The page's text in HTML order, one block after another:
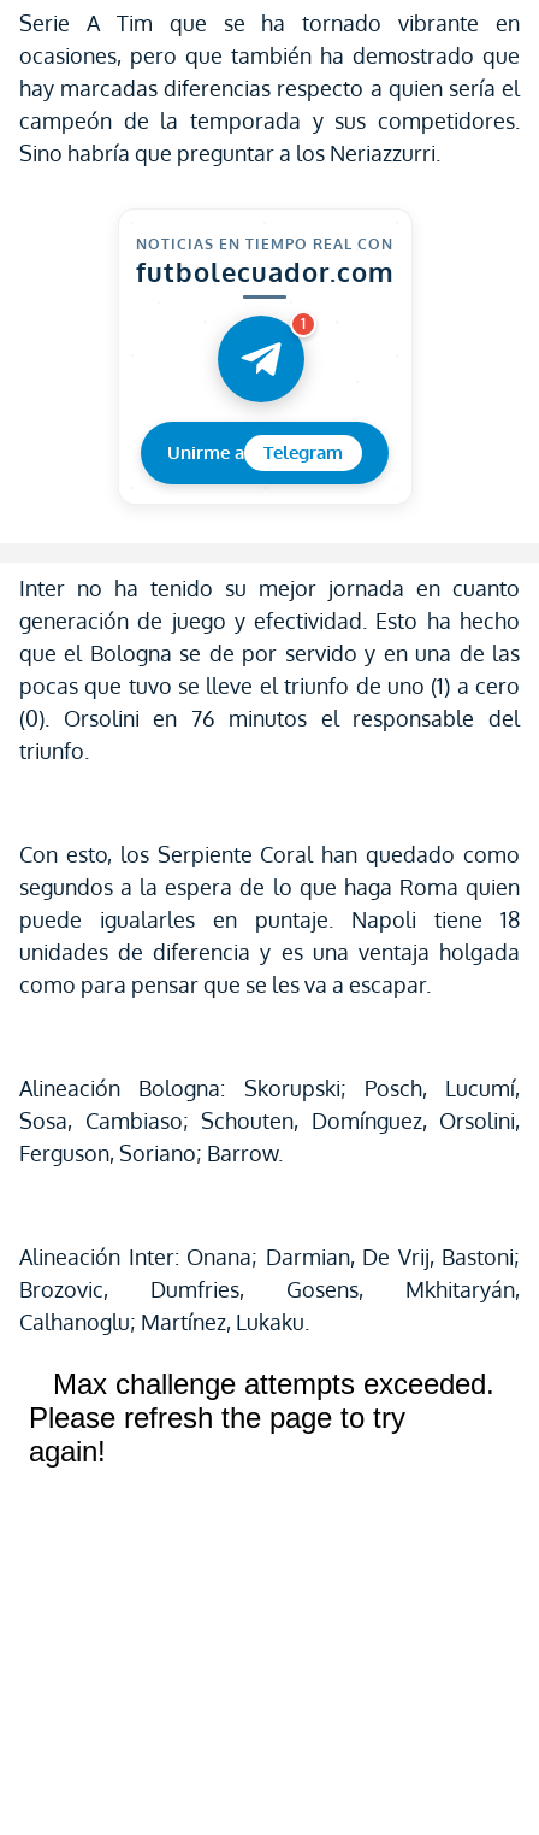
Serie A Tim que se ha tornado vibrante en
ocasiones, pero que también ha demostrado que
hay marcadas diferencias respecto a quien sería el
campeón de la temporada y sus competidores.
Sino habría que preguntar a los Neriazzurri.
NOTICIAS EN TIEMPO REAL CON
futbolecuador.com
1
Unirme a Telegram
Inter no ha tenido su mejor jornada en cuanto
generación de juego y efectividad. Esto ha hecho
que el Bologna se de por servido y en una de las
pocas que tuvo se lleve el triunfo de uno (1) a cero
(0). Orsolini en 76 minutos el responsable del
triunfo.
Con esto, los Serpiente Coral han quedado como
segundos a la espera de lo que haga Roma quien
puede igualarles en puntaje. Napoli tiene 18
unidades de diferencia y es una ventaja holgada
como para pensar que se les va a escapar.
Alineación Bologna: Skorupski; Posch, Lucumí,
Sosa, Cambiaso; Schouten, Domínguez, Orsolini,
Ferguson, Soriano; Barrow.
Alineación Inter: Onana; Darmian, De Vrij, Bastoni;
Brozovic, Dumfries, Gosens, Mkhitaryán,
Calhanoglu; Martínez, Lukaku.